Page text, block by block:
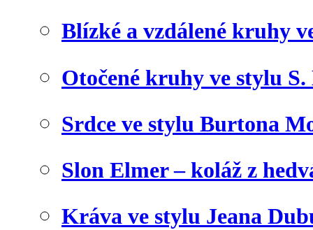
Blízké a vzdálené kruhy
Otočené kruhy ve stylu S.
Srdce ve stylu Burtona
Slon Elmer – koláž z
Kráva ve stylu Jeana